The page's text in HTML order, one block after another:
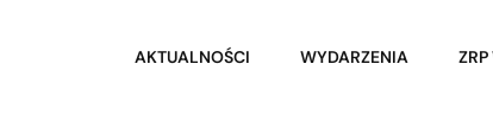
AKTUALNOŚCI WYDARZENIA